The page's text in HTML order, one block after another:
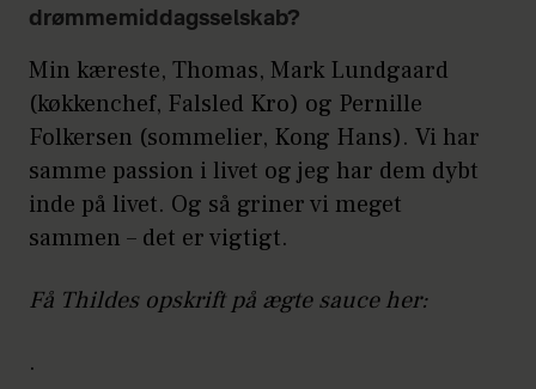
drømmemiddagsselskab?
Min kæreste, Thomas, Mark Lundgaard
(køkkenchef, Falsled Kro) og Pernille
Folkersen (sommelier, Kong Hans). Vi har
samme passion i livet og jeg har dem dybt
inde på livet. Og så griner vi meget
sammen – det er vigtigt.
Få Thildes opskrift på ægte sauce her:
.